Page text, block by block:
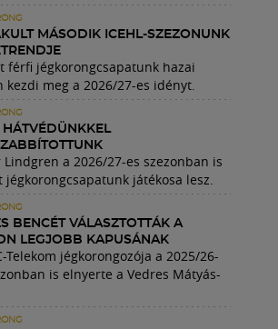
MÁSODIK ICEHL-SZEZONUNK
férfi jégkorongcsapatunk hazai
kezdi meg a 2026/27-es idényt.
HÁTVÉDÜNKKEL
Lindgren a 2026/27-es szezonban is
jégkorongcsapatunk játékosa lesz.
BENCÉT VÁLASZTOTTÁK A
LEGJOBB KAPUSÁNAK
Telekom jégkorongozója a 2025/26-
is elnyerte a Vedres Mátyás-